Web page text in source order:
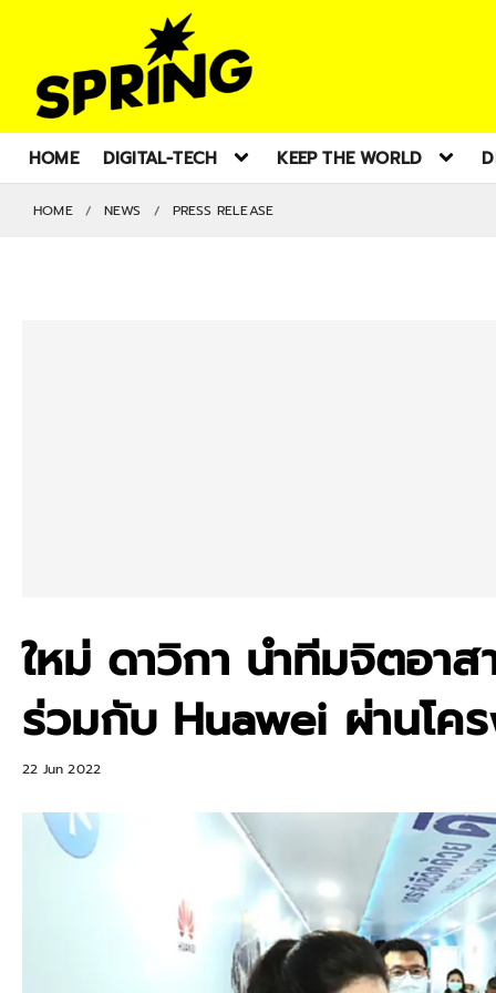
HOME DIGITAL-TECH KEEP THE WORLD
HOME NEWS PRESS RELEASE
ใหม่ ดาวิกา นำทีมจิตอา
ร่วมกับ Huawei ผ่านโค
22 Jun 2022